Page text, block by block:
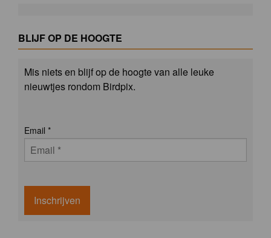
BLIJF OP DE HOOGTE
Mis niets en blijf op de hoogte van alle leuke
nieuwtjes rondom Birdpix.
Email *
Inschrijven